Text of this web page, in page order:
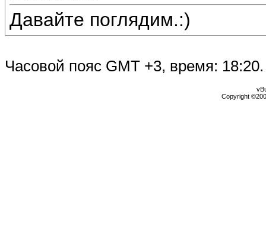
Давайте поглядим.:)
Часовой пояс GMT +3, время: 18:20.
Copyright